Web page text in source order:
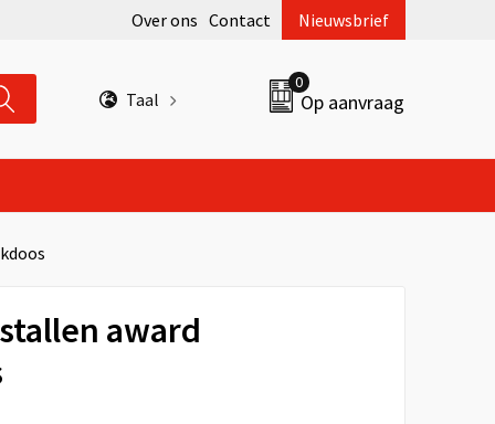
Over ons Contact Nieuwsbrief
Taal
0
Op aanvraag
award